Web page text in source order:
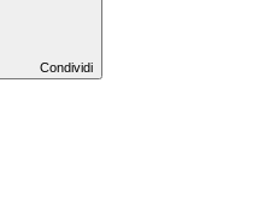
Condividi